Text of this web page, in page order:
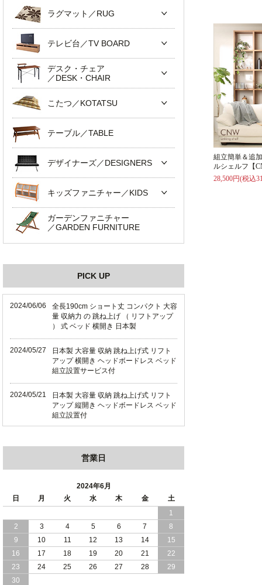
組立簡単＆追
ルシェルフ【
28,500円(税込
ラグマット／RUG
テレビ台／TV BOARD
デスク・チェア
／DESK・CHAIR
こたつ／KOTATSU
テーブル／TABLE
デザイナーズ／DESIGNERS
キッズファニチャー／KIDS
ガーデンファニチャー
／GARDEN FURNITURE
PICK UP
2024/06/06
全長190cm ショート丈 コンパクト 大容
量 収納力 の 跳ね上げ （ リフトアップ
） 式 ベッド 横開き 日本製
2024/05/27
日本製 大容量 収納 跳ね上げ式 リフト
アップ 横開き ヘッドボードレス ベッド
組立設置サービス付
2024/05/21
日本製 大容量 収納 跳ね上げ式 リフト
アップ 縦開き ヘッドボードレス ベッド
組立設置付
ド 組立設置 付き
日本製 収納 跳ね上げ式 リフトアップ
ベッド 縦開き ヘッドボード 組立設置サ
ービス付き
2024/04/23
すのこ の 床板 簡単 軽い コンパクトな
大容量 収納 跳ね上げ式 ベッド
2024/03/28
おすすめ クイーン キング ワイドキング
サイズ で 通気性ある すのこ仕様 大容
営業日
2024年6月
日
月 火 水 木 金
土
1
2
3 4 5 6 7
8
9
10 11 12 13 14
15
16
17 18 19 20 21
22
23
24 25 26 27 28
29
30